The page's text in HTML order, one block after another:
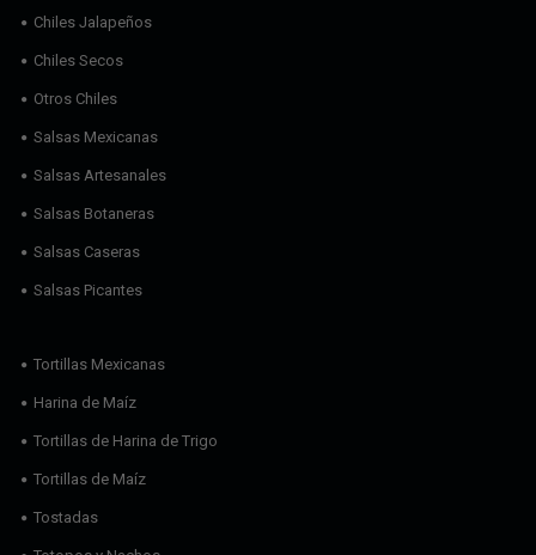
Chiles Jalapeños
Chiles Secos
Otros Chiles
Salsas Mexicanas
Salsas Artesanales
Salsas Botaneras
Salsas Caseras
Salsas Picantes
Tortillas Mexicanas
Harina de Maíz
Tortillas de Harina de Trigo
Tortillas de Maíz
Tostadas